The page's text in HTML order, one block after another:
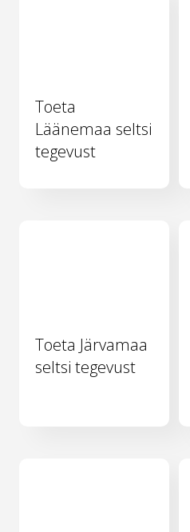
Toeta
Läänemaa seltsi
tegevust
Toeta Järvamaa
seltsi tegevust